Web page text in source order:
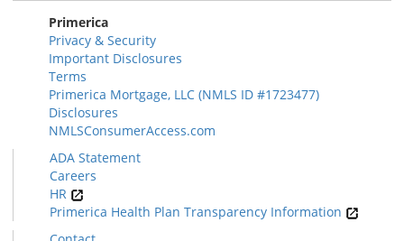
Primerica
Privacy & Security
Important Disclosures
Terms
Primerica Mortgage, LLC (NMLS ID #1723477)
Disclosures
NMLSConsumerAccess.com
ADA Statement
Careers
HR
Primerica Health Plan Transparency Information